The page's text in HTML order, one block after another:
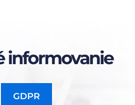
informovanie
GDPR